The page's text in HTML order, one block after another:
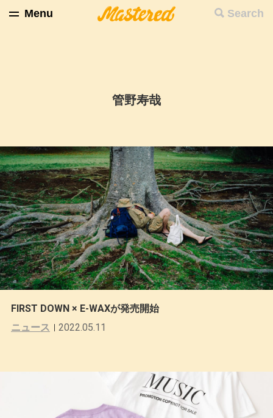
Search
Menu
管野寿哉
FIRST DOWN × E-WAXが発売開始
ニュース
2022.05.11